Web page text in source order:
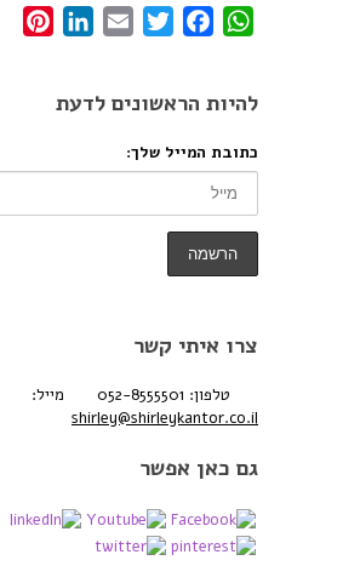
WhatsApp
Facebook
Twitter
Email
LinkedIn
להיות הראשונים לדעת
כתובת המייל שלך:
צרו איתי קשר
טלפון: 052-8555501
מייל:
shirley@shirleykantor.co.il
גם כאן אפשר